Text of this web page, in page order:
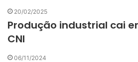
20/02/2025
Produção industrial cai
CNI
06/11/2024